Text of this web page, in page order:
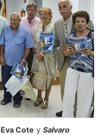
Eva Cote y Salvaro